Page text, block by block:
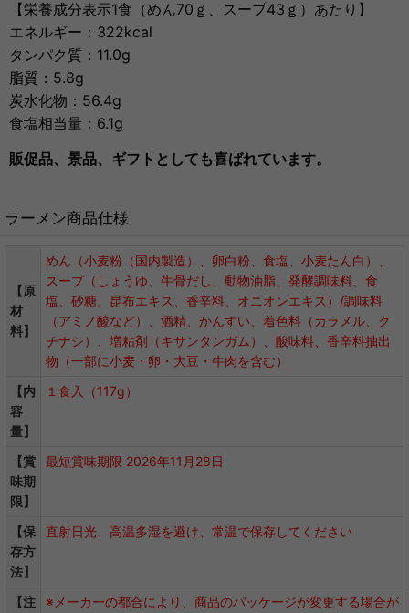
【栄養成分表示1食（めん70ｇ、スープ43ｇ）あたり】
エネルギー：322kcal
タンパク質：11.0g
脂質：5.8g
炭水化物：56.4g
食塩相当量：6.1g
販促品、景品、ギフトとしても喜ばれています。
ラーメン商品仕様
【原
材
料】
めん（小麦粉（国内製造）、卵白粉、食塩、小麦たん白）、
スープ（しょうゆ、牛骨だし、動物油脂、発酵調味料、食
塩、砂糖、昆布エキス、香辛料、オニオンエキス）/調味料
（アミノ酸など）、酒精、かんすい、着色料（カラメル、ク
チナシ）、増粘剤（キサンタンガム）、酸味料、香辛料抽出
物（一部に小麦・卵・大豆・牛肉を含む）
【内
容
量】
１食入（117g）
【賞
味期
限】
最短賞味期限 2026年11月28日
【保
存方
法】
直射日光、高温多湿を避け、常温で保存してください
【注
※メーカーの都合により、商品のパッケージが変更する場合が